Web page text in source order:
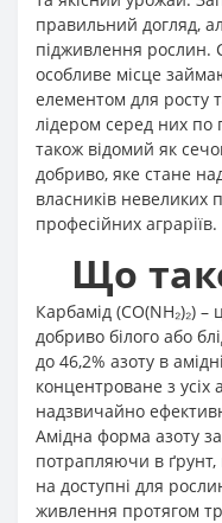
правильний догляд,
підживлення рослин.
особливе місце
елементом для росту
лідером серед них по
також відомий як
добриво, яке стане
власників невеликих
професійних аграріїв.
Що
Карбамід (CO(NH₂)₂)
добриво білого або
до 46,2% азоту в
концентроване з
надзвичайно
Амідна форма азоту
потрапляючи в
на доступні для
живлення протягом